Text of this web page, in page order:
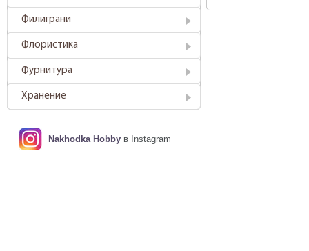
Филиграни
Флористика
Фурнитура
Хранение
Nakhodka Hobby в Instagram